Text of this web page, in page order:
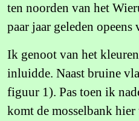
ten noorden van het
paar jaar geleden opeens
Ik genoot van het
inluidde. Naast bruine
figuur 1). Pas toen ik
komt de mosselbank